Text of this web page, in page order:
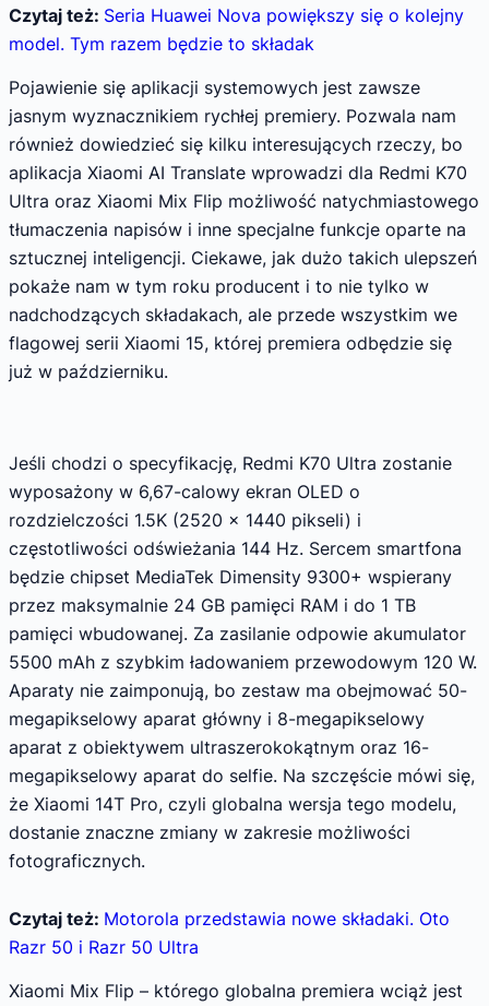
Czytaj też: Seria Huawei Nova powiększy się o kolejny
model. Tym razem będzie to składak
Pojawienie się aplikacji systemowych jest zawsze
jasnym wyznacznikiem rychłej premiery. Pozwala nam
również dowiedzieć się kilku interesujących rzeczy, bo
aplikacja Xiaomi AI Translate wprowadzi dla Redmi K70
Ultra oraz Xiaomi Mix Flip możliwość natychmiastowego
tłumaczenia napisów i inne specjalne funkcje oparte na
sztucznej inteligencji. Ciekawe, jak dużo takich ulepszeń
pokaże nam w tym roku producent i to nie tylko w
nadchodzących składakach, ale przede wszystkim we
flagowej serii Xiaomi 15, której premiera odbędzie się
już w październiku.
Jeśli chodzi o specyfikację, Redmi K70 Ultra zostanie
wyposażony w 6,67-calowy ekran OLED o
rozdzielczości 1.5K (2520 x 1440 pikseli) i
częstotliwości odświeżania 144 Hz. Sercem smartfona
będzie chipset MediaTek Dimensity 9300+ wspierany
przez maksymalnie 24 GB pamięci RAM i do 1 TB
pamięci wbudowanej. Za zasilanie odpowie akumulator
5500 mAh z szybkim ładowaniem przewodowym 120 W.
Aparaty nie zaimponują, bo zestaw ma obejmować 50-
megapikselowy aparat główny i 8-megapikselowy
aparat z obiektywem ultraszerokokątnym oraz 16-
megapikselowy aparat do selfie. Na szczęście mówi się,
że Xiaomi 14T Pro, czyli globalna wersja tego modelu,
dostanie znaczne zmiany w zakresie możliwości
fotograficznych.
Czytaj też: Motorola przedstawia nowe składaki. Oto
Razr 50 i Razr 50 Ultra
Xiaomi Mix Flip – którego globalna premiera wciąż jest